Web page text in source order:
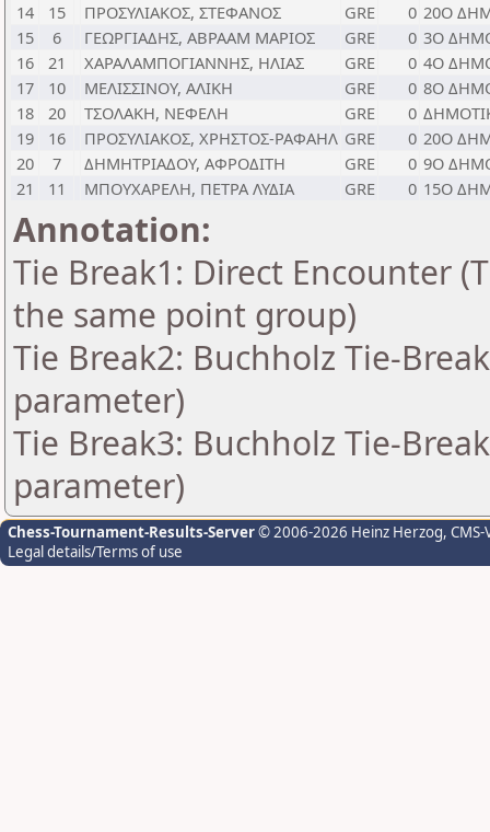
14
15 ΠΡΟΣΥΛΙΑΚΟΣ, ΣΤΕΦΑΝΟΣ GRE 0 20Ο
15
6 ΓΕΩΡΓΙΑΔΗΣ, ΑΒΡΑΑΜ ΜΑΡΙΟΣ GRE 0 3Ο
16
21 ΧΑΡΑΛΑΜΠΟΓΙΑΝΝΗΣ, ΗΛΙΑΣ GRE 0 4Ο
17
10 ΜΕΛΙΣΣΙΝΟΥ, ΑΛΙΚΗ GRE 0 8Ο
18
20 ΤΣΟΛΑΚΗ, ΝΕΦΕΛΗ GRE 0
19
16 ΠΡΟΣΥΛΙΑΚΟΣ, ΧΡΗΣΤΟΣ-ΡΑΦΑΗΛ GRE 0 20Ο
20
7 ΔΗΜΗΤΡΙΑΔΟΥ, ΑΦΡΟΔΙΤΗ GRE 0 9Ο
21
11 ΜΠΟΥΧΑΡΕΛΗ, ΠΕΤΡΑ ΛΥΔΙΑ GRE 0 15Ο
Annotation:
Tie Break1: Direct Encounter
the same point group)
Tie Break2: Buchholz Tie-
parameter)
Tie Break3: Buchholz Tie-
parameter)
Chess-Tournament-Results-Server© 2006-2026 Heinz Herzog,
Legal details/Terms of use